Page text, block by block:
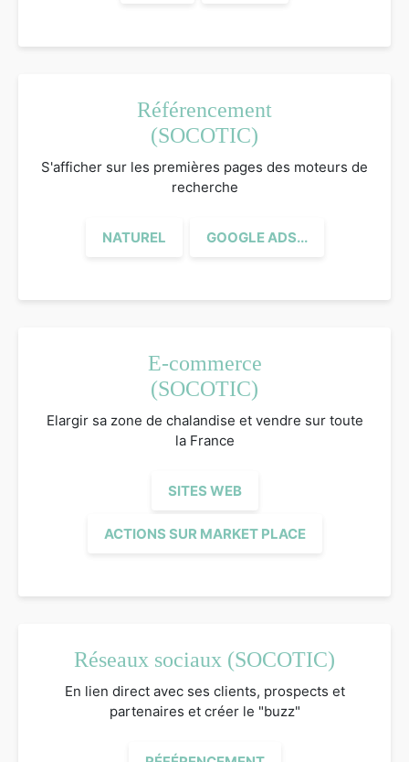
Référencement
(SOCOTIC)
S'afficher sur les premières pages des moteurs de
recherche
NATUREL GOOGLE ADS...
E-commerce
(SOCOTIC)
Elargir sa zone de chalandise et vendre sur toute
la France
SITES WEB
ACTIONS SUR MARKET PLACE
Réseaux sociaux (SOCOTIC)
En lien direct avec ses clients, prospects et
partenaires et créer le "buzz"